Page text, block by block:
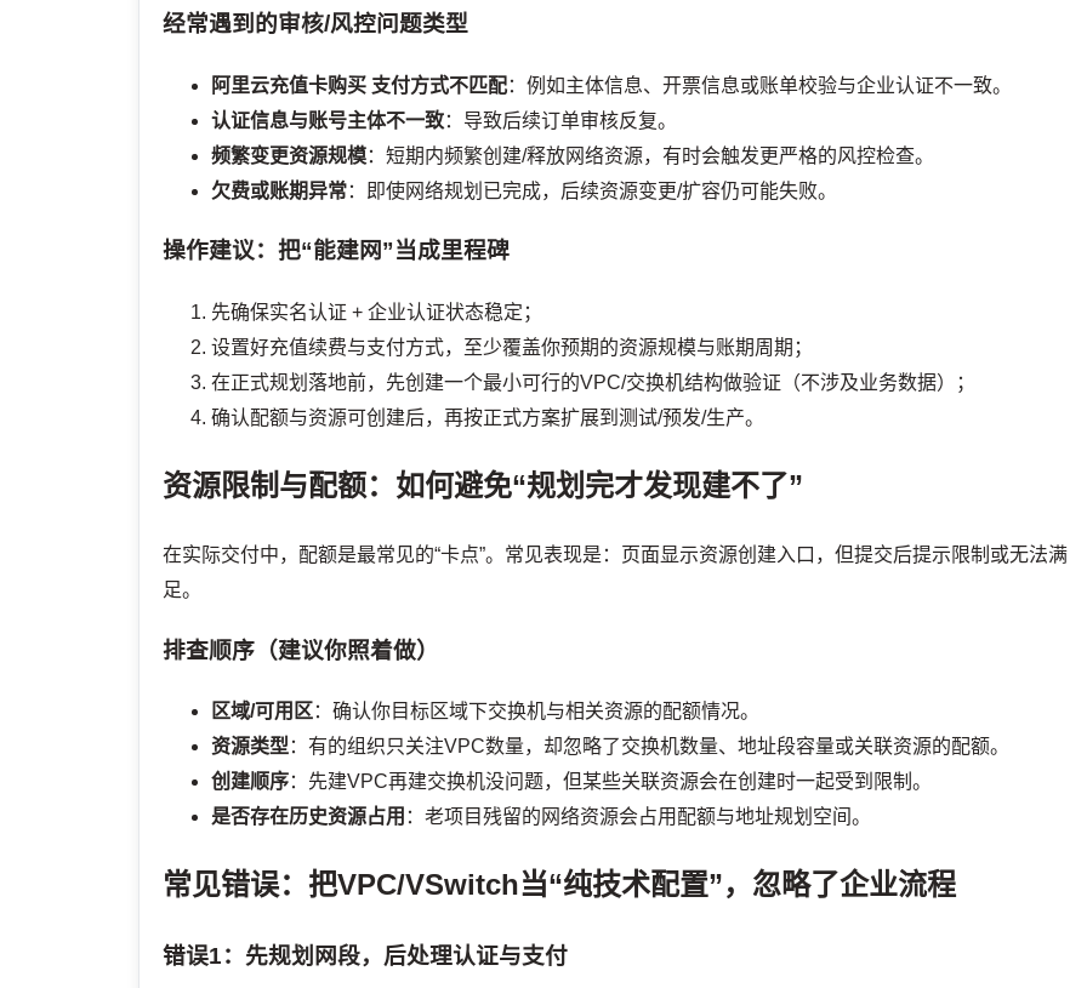
经常遇到的审核/风控问题类型
阿里云充值卡购买 支付方式不匹配：例如主体信息、开票信息或账单校验与企业认证不一致。
认证信息与账号主体不一致：导致后续订单审核反复。
频繁变更资源规模：短期内频繁创建/释放网络资源，有时会触发更严格的风控检查。
欠费或账期异常：即使网络规划已完成，后续资源变更/扩容仍可能失败。
操作建议：把“能建网”当成里程碑
先确保实名认证 + 企业认证状态稳定；
设置好充值续费与支付方式，至少覆盖你预期的资源规模与账期周期；
在正式规划落地前，先创建一个最小可行的VPC/交换机结构做验证（不涉及业务数据）；
确认配额与资源可创建后，再按正式方案扩展到测试/预发/生产。
资源限制与配额：如何避免“规划完才发现建不了”
在实际交付中，配额是最常见的“卡点”。常见表现是：页面显示资源创建入口，但提交后提示限制或无法满
足。
排查顺序（建议你照着做）
区域/可用区 ：确认你目标区域下交换机与相关资源的配额情况。
资源类型 ：有的组织只关注VPC数量，却忽略了交换机数量、地址段容量或关联资源的配额。
创建顺序：先建VPC再建交换机没问题，但某些关联资源会在创建时一起受到限制。
是否存在历史资源占用 ：老项目残留的网络资源会占用配额与地址规划空间。
常见错误：把VPC/VSwitch当“纯技术配置”，忽略了企业流程
错误1：先规划网段，后处理认证与支付